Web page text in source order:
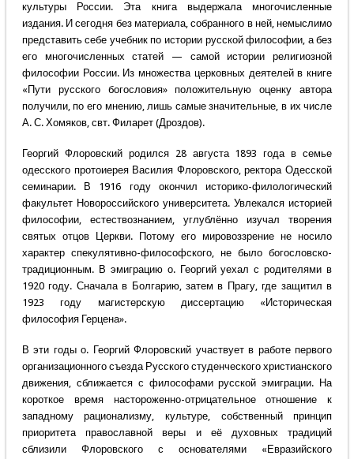
культуры России. Эта книга выдержала многочисленные
издания. И сегодня без материала, собранного в ней, немыслимо
представить себе учебник по истории русской философии, а без
его многочисленных статей — самой истории религиозной
философии России. Из множества церковных деятелей в книге
«Пути русского богословия» положительную оценку автора
получили, по его мнению, лишь самые значительные, в их числе
А. С. Хомяков, свт. Филарет (Дроздов).
Георгий Флоровский родился 28 августа 1893 года в семье
одесского протоиерея Василия Флоровского, ректора Одесской
семинарии. В 1916 году окончил историко-филологический
факультет Новороссийского университета. Увлекался историей
философии, естествознанием, углублённо изучал творения
святых отцов Церкви. Потому его мировоззрение не носило
характер спекулятивно-философского, не было богословско-
традиционным. В эмиграцию о. Георгий уехал с родителями в
1920 году. Сначала в Болгарию, затем в Прагу, где защитил в
1923 году магистерскую диссертацию «Историческая
философия Герцена».
В эти годы о. Георгий Флоровский участвует в работе первого
организационного съезда Русского студенческого христианского
движения, сближается с философами русской эмиграции. На
короткое время настороженно-отрицательное отношение к
западному рационализму, культуре, собственный принцип
приоритета православной веры и её духовных традиций
сблизили Флоровского с основателями «Евразийского